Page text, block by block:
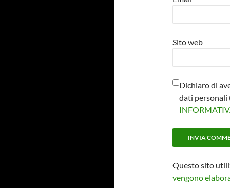
Sito web
Dichiaro di
dati personali
Questo sito
vengono